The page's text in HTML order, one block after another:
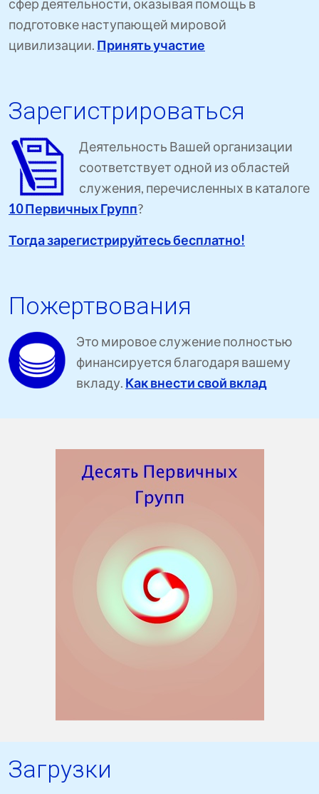
сфер деятельности, оказывая помощь в
подготовке наступающей мировой
цивилизации. Принять участие
Зарегистрироваться
Деятельность Вашей организации
соответствует одной из областей
служения, перечисленных в каталоге
10 Первичных Групп?
Тогда зарегистрируйтесь бесплатно!
Пожертвования
Это мировое служение полностью
финансируется благодаря вашему
вкладу. Как внести свой вклад
Загрузки